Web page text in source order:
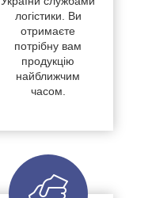
логістики. Ви
отримаєте
потрібну вам
продукцію
найближчим
часом.